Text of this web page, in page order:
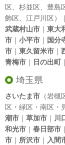
区、 杉並区、 豊島
飾区、 江戸川区）｜
武蔵村山市 ｜ 東大
市 ｜ 小平市 ｜ 国分
市 ｜ 東久留米市 ｜
青梅市 ｜ 日の出町｜
埼玉県
さいたま市 （岩
区・緑区・南区・
潮市 ｜ 草加市 ｜ 川
和光市 ｜ 春日部市 ｜
市 ｜ 所沢市 ｜ 入間